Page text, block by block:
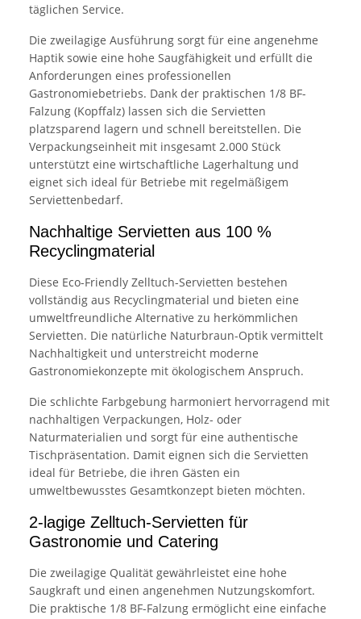
täglichen Service.
Die zweilagige Ausführung sorgt für eine angenehme
Haptik sowie eine hohe Saugfähigkeit und erfüllt die
Anforderungen eines professionellen
Gastronomiebetriebs. Dank der praktischen 1/8 BF-
Falzung (Kopffalz) lassen sich die Servietten
platzsparend lagern und schnell bereitstellen. Die
Verpackungseinheit mit insgesamt 2.000 Stück
unterstützt eine wirtschaftliche Lagerhaltung und
eignet sich ideal für Betriebe mit regelmäßigem
Serviettenbedarf.
Nachhaltige Servietten aus 100 %
Recyclingmaterial
Diese Eco-Friendly Zelltuch-Servietten bestehen
vollständig aus Recyclingmaterial und bieten eine
umweltfreundliche Alternative zu herkömmlichen
Servietten. Die natürliche Naturbraun-Optik vermittelt
Nachhaltigkeit und unterstreicht moderne
Gastronomiekonzepte mit ökologischem Anspruch.
Die schlichte Farbgebung harmoniert hervorragend mit
nachhaltigen Verpackungen, Holz- oder
Naturmaterialien und sorgt für eine authentische
Tischpräsentation. Damit eignen sich die Servietten
ideal für Betriebe, die ihren Gästen ein
umweltbewusstes Gesamtkonzept bieten möchten.
2-lagige Zelltuch-Servietten für
Gastronomie und Catering
Die zweilagige Qualität gewährleistet eine hohe
Saugkraft und einen angenehmen Nutzungskomfort.
Die praktische 1/8 BF-Falzung ermöglicht eine einfache